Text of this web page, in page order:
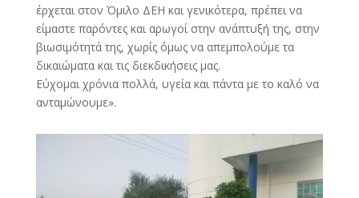
έρχεται στον Όμιλο ΔΕΗ και γενικότερα, πρέπει να
είμαστε παρόντες και αρωγοί στην ανάπτυξή της, στην
βιωσιμότητά της, χωρίς όμως να απεμπολούμε τα
δικαιώματα και τις διεκδικήσεις μας.
Εύχομαι χρόνια πολλά, υγεία και πάντα με το καλό να
ανταμώνουμε».